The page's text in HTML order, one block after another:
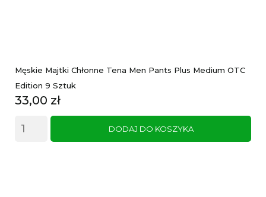
Męskie Majtki Chłonne Tena Men Pants Plus Medium OTC
Edition 9 Sztuk
Cena
33,00 zł
DODAJ DO KOSZYKA